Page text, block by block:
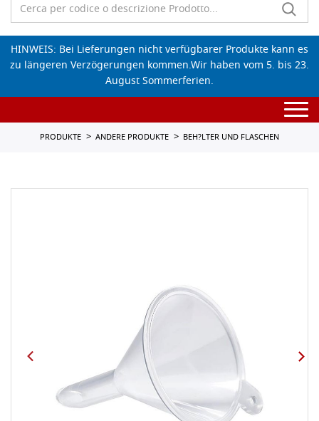
HINWEIS: Bei Lieferungen nicht verfügbarer Produkte kann es
zu längeren Verzögerungen kommen.Wir haben vom 5. bis 23.
August Sommerferien.
PRODUKTE ANDERE PRODUKTE BEH?LTER UND FLASCHEN